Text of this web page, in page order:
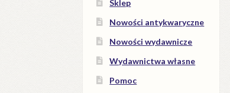
Sklep
Nowości antykwaryczne
Nowości wydawnicze
Wydawnictwa własne
Pomoc